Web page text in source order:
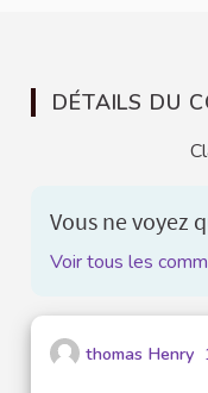
DÉTAILS DU
Vous ne voyez
Voir tous les
thomas Henry